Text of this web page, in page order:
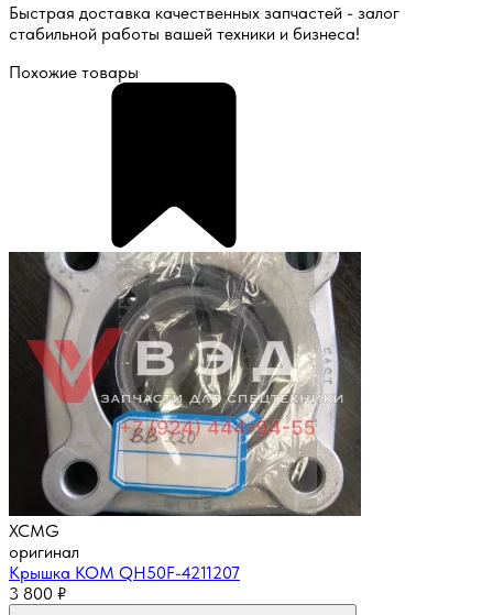
Быстрая доставка качественных запчастей - залог
стабильной работы вашей техники и бизнеса!
Похожие товары
XCMG
оригинал
Крышка КОМ QH50F-4211207
3 800 ₽